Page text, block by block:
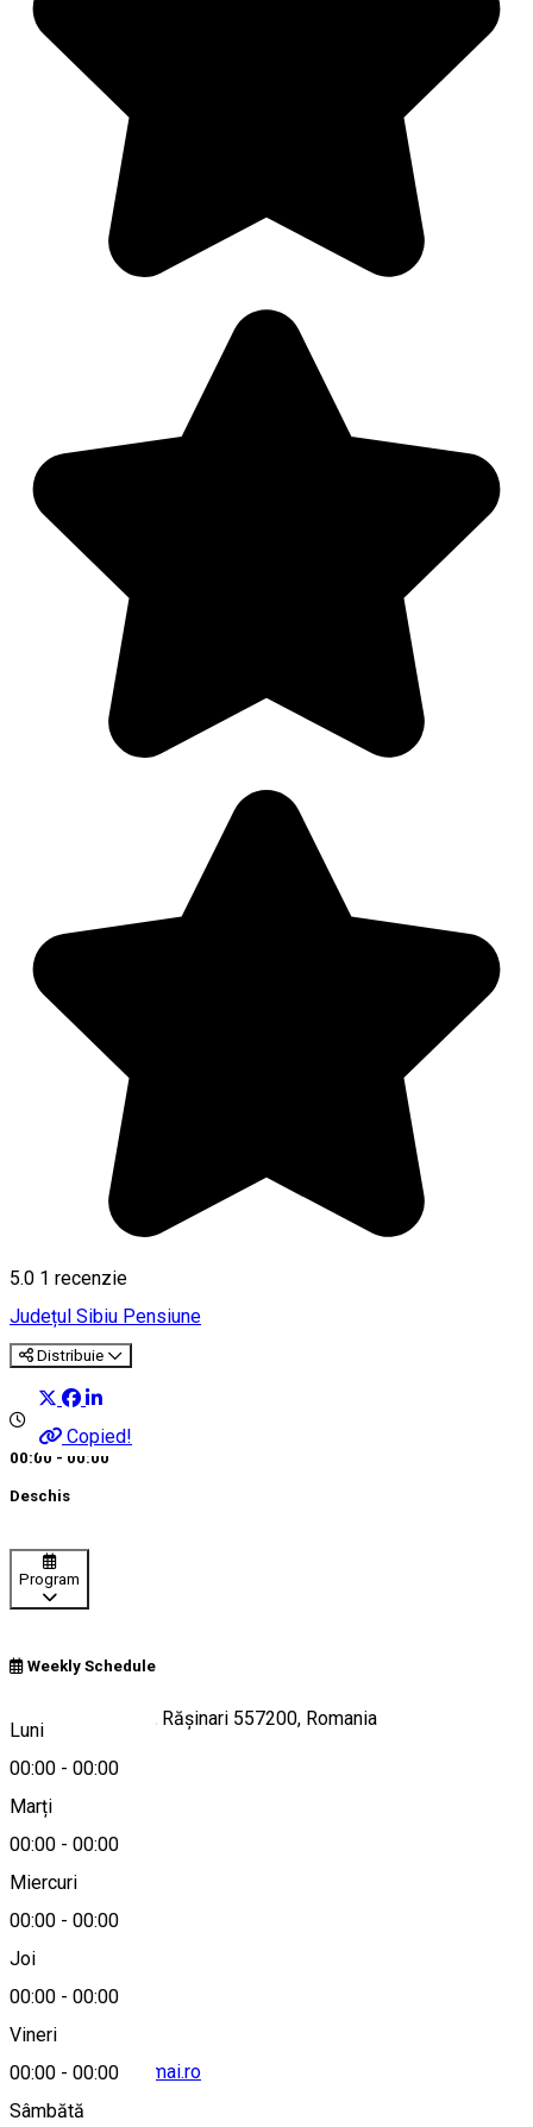
5.0 1 recenzie
Județul Sibiu Pensiune
Distribuie
Copied!
00:00 - 00:00
Deschis
Program
Weekly Schedule
Luni
00:00 - 00:00
Marți
00:00 - 00:00
Miercuri
00:00 - 00:00
Joi
00:00 - 00:00
Vineri
00:00 - 00:00
Sâmbătă
Strada Stezii 384, Rășinari 557200, Romania
Hartă
info@pensiunea-mai.ro